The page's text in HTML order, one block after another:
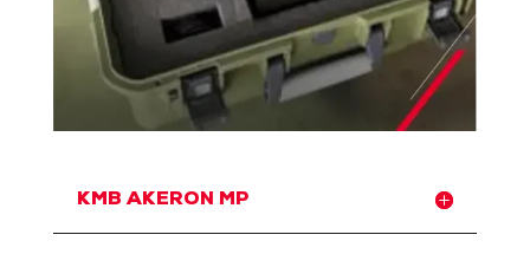
KMB AKERON MP